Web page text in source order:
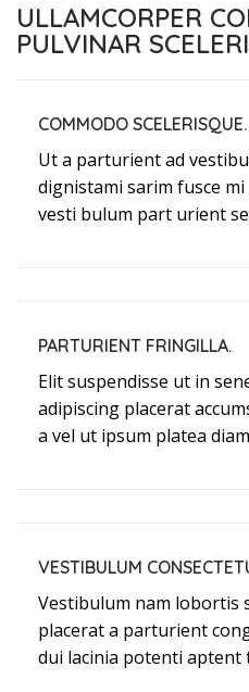
ULLAMCORPER
PULVINAR
COMMODO SCELERISQUE.
Ut a parturient ad
dignistami sarim fusce
vesti bulum part urient
PARTURIENT FRINGILLA.
Elit suspendisse ut in
adipiscing placerat
a vel ut ipsum platea
VESTIBULUM
Vestibulum nam lobortis
placerat a parturient
dui lacinia potenti aptent